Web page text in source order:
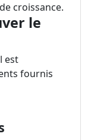
croissance.
le
est
fournis